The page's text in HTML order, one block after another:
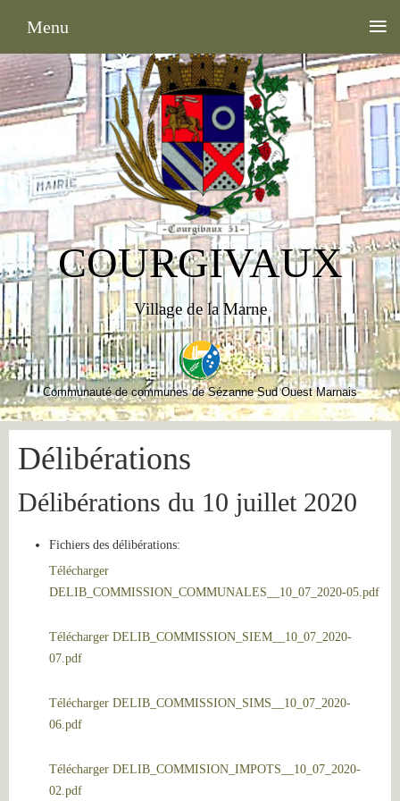
COURGIVAUX
Village de la Marne
Communauté de communes de Sézanne Sud Ouest Marnais
Délibérations
Délibérations du 10 juillet 2020
Fichiers des délibérations:
Télécharger
DELIB_COMMISSION_COMMUNALES__10_07_2020-05.pdf
Télécharger DELIB_COMMISSION_SIEM__10_07_2020-
07.pdf
Télécharger DELIB_COMMISSION_SIMS__10_07_2020-
06.pdf
Télécharger DELIB_COMMISION_IMPOTS__10_07_2020-
02.pdf
Menu ≡